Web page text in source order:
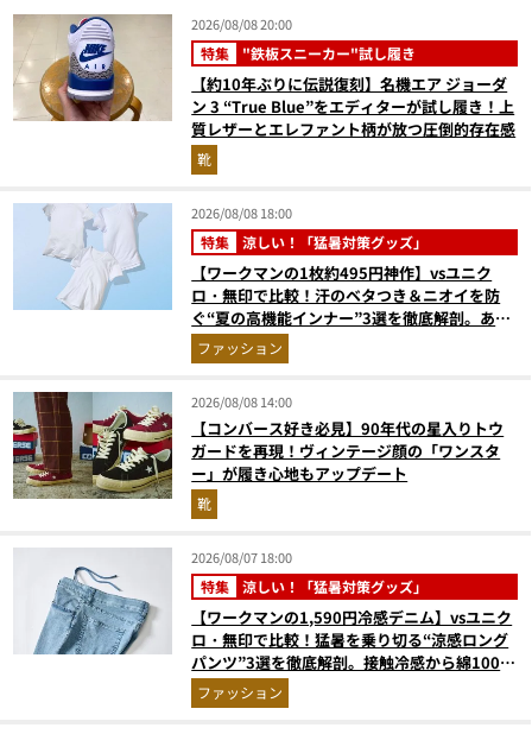
2026/08/08 20:00
特集 "鉄板スニーカー"試し履き
【約10年ぶりに伝説復刻】名機エア ジョーダ
ン 3 “True Blue”をエディターが試し履き！上
質レザーとエレファント柄が放つ圧倒的存在感
靴
2026/08/08 18:00
特集 涼しい！「猛暑対策グッズ」
【ワークマンの1枚約495円神作】vsユニク
ロ・無印で比較！汗のベタつき＆ニオイを防
ぐ“夏の高機能インナー”3選を徹底解剖。あな
たに最適な1着は？
ファッション
2026/08/08 14:00
【コンバース好き必見】90年代の星入りトウ
ガードを再現！ヴィンテージ顔の「ワンスタ
ー」が履き心地もアップデート
靴
2026/08/07 18:00
特集 涼しい！「猛暑対策グッズ」
【ワークマンの1,590円冷感デニム】vsユニク
ロ・無印で比較！猛暑を乗り切る“涼感ロング
パンツ”3選を徹底解剖。接触冷感から綿100%
まで決定版
ファッション